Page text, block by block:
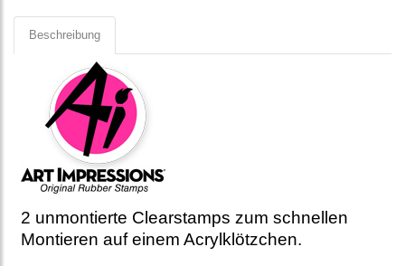
Beschreibung
2 unmontierte Clearstamps zum schnellen
Montieren auf einem Acrylklötzchen.